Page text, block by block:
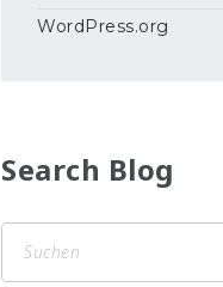
WordPress.org
Search Blog